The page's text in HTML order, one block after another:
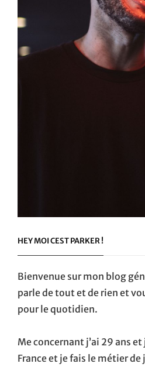
HEY MOI CEST PARKER !
Bienvenue sur mon blog
parle de tout et de rien et
pour le quotidien.
Me concernant j’ai 29 ans
France et je fais le métier